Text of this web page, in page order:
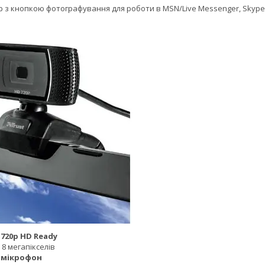
з кнопкою фотографування для роботи в MSN/Live Messenger,
HD Ready
мегапікселів